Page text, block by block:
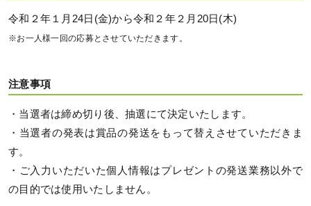
令和２年１月24日(金)から令和２年２月20日(木)
※お一人様一回の応募とさせていただきます。
注意事項
・当選者は締め切り後、抽選にて決定いたします。
・当選者の発表は賞品の発送をもって替えさせていただきま
す。
・ご入力いただいた個人情報はプレゼントの発送業務以外で
の目的では使用いたしません。